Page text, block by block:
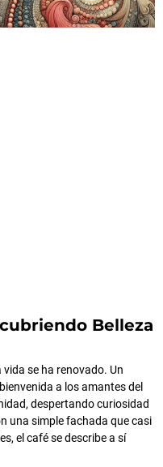
Belleza
se ha renovado. Un
a los amantes del
despertando curiosidad
una simple fachada que casi
el café se describe a sí